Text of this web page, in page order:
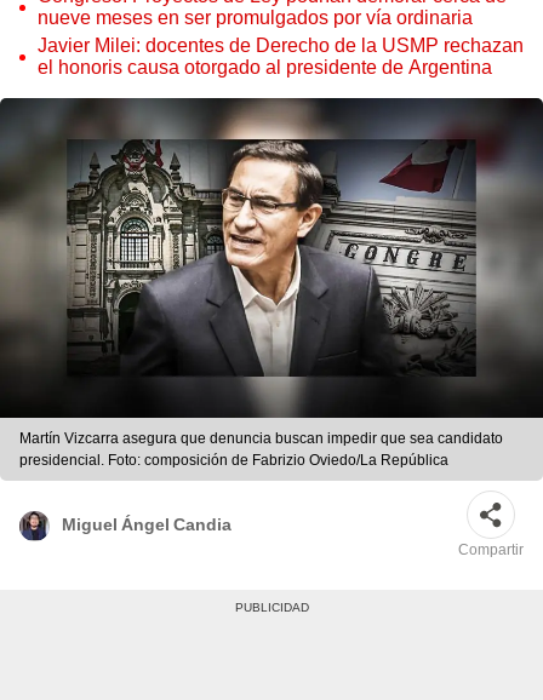
nueve meses en ser promulgados por vía ordinaria
Javier Milei: docentes de Derecho de la USMP rechazan
el honoris causa otorgado al presidente de Argentina
Martín Vizcarra asegura que denuncia buscan impedir que sea candidato
presidencial. Foto: composición de Fabrizio Oviedo/La República
Miguel Ángel Candia
Compartir